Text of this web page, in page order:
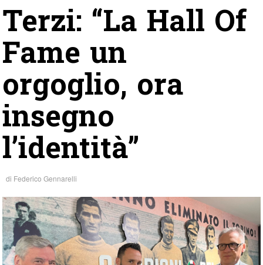
Terzi: “La Hall Of
Fame un
orgoglio, ora
insegno
l’identità”
di Federico Gennarelli